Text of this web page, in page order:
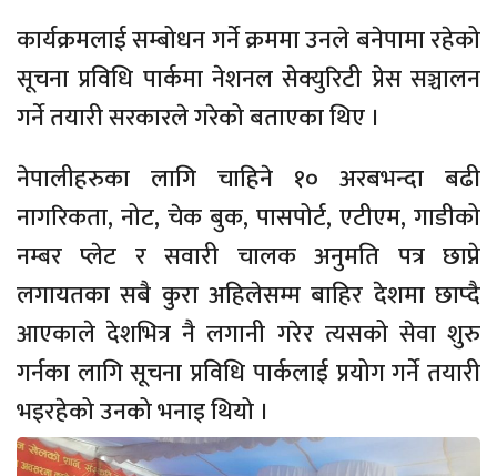
कार्यक्रमलाई सम्बोधन गर्ने क्रममा उनले बनेपामा रहेको
सूचना प्रविधि पार्कमा नेशनल सेक्युरिटी प्रेस सञ्चालन
गर्ने तयारी सरकारले गरेको बताएका थिए ।
नेपालीहरुका लागि चाहिने १० अरबभन्दा बढी
नागरिकता, नोट, चेक बुक, पासपोर्ट, एटीएम, गाडीको
नम्बर प्लेट र सवारी चालक अनुमति पत्र छाप्ने
लगायतका सबै कुरा अहिलेसम्म बाहिर देशमा छाप्दै
आएकाले देशभित्र नै लगानी गरेर त्यसको सेवा शुरु
गर्नका लागि सूचना प्रविधि पार्कलाई प्रयोग गर्ने तयारी
भइरहेको उनको भनाइ थियो ।